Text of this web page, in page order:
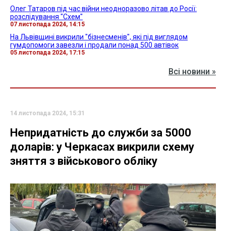
Олег Татаров під час війни неодноразово літав до Росії:
розслідування "Схем"
07 листопада 2024, 14:15
На Львівщині викрили "бізнесменів", які під виглядом
гумдопомоги завезли і продали понад 500 автівок
05 листопада 2024, 17:15
Всі новини »
14 листопада 2024, 15:31
Непридатність до служби за 5000
доларів: у Черкасах викрили схему
зняття з військового обліку